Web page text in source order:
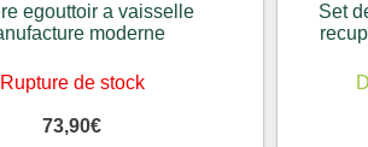
egouttoir a vaisselle
moderne
Rupture de stock
73,90€
Set